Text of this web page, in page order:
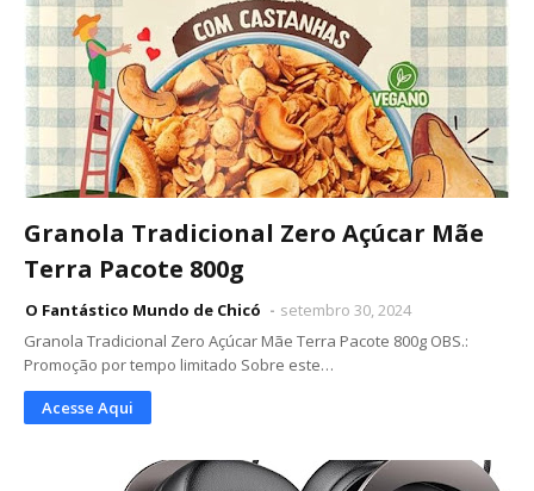
Granola Tradicional Zero Açúcar Mãe
Terra Pacote 800g
O Fantástico Mundo de Chicó
setembro 30, 2024
Granola Tradicional Zero Açúcar Mãe Terra Pacote 800g OBS.:
Promoção por tempo limitado Sobre este…
Acesse Aqui